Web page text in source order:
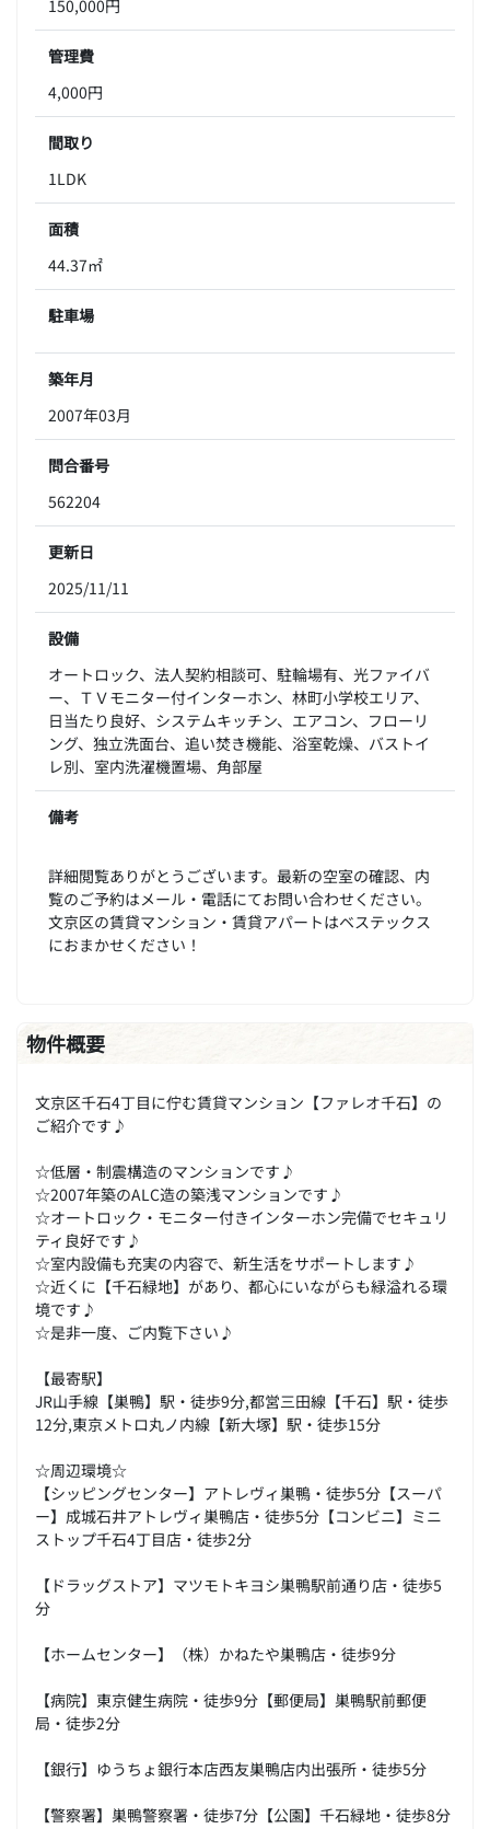
管理費
4,000円
間取り
1LDK
面積
44.37㎡
駐車場
築年月
2007年03月
問合番号
562204
更新日
2025/11/11
設備
オートロック、法人契約相談可、駐輪場有、光ファイバ
ー、ＴＶモニター付インターホン、林町小学校エリア、
日当たり良好、システムキッチン、エアコン、フローリ
ング、独立洗面台、追い焚き機能、浴室乾燥、バストイ
レ別、室内洗濯機置場、角部屋
備考
詳細閲覧ありがとうございます。最新の空室の確認、内
覧のご予約はメール・電話にてお問い合わせください。
文京区の賃貸マンション・賃貸アパートはベステックス
におまかせください！
物件概要
文京区千石4丁目に佇む賃貸マンション【ファレオ千石】の
ご紹介です♪
☆低層・制震構造のマンションです♪
☆2007年築のALC造の築浅マンションです♪
☆オートロック・モニター付きインターホン完備でセキュリ
ティ良好です♪
☆室内設備も充実の内容で、新生活をサポートします♪
☆近くに【千石緑地】があり、都心にいながらも緑溢れる環
境です♪
☆是非一度、ご内覧下さい♪
【最寄駅】
JR山手線【巣鴨】駅・徒歩9分,都営三田線【千石】駅・徒歩
12分,東京メトロ丸ノ内線【新大塚】駅・徒歩15分
☆周辺環境☆
【シッピングセンター】アトレヴィ巣鴨・徒歩5分【スーパ
ー】成城石井アトレヴィ巣鴨店・徒歩5分【コンビニ】ミニ
ストップ千石4丁目店・徒歩2分
【ドラッグストア】マツモトキヨシ巣鴨駅前通り店・徒歩5
分
【ホームセンター】（株）かねたや巣鴨店・徒歩9分
【病院】東京健生病院・徒歩9分【郵便局】巣鴨駅前郵便
局・徒歩2分
【銀行】ゆうちょ銀行本店西友巣鴨店内出張所・徒歩5分
【警察署】巣鴨警察署・徒歩7分【公園】千石緑地・徒歩8分